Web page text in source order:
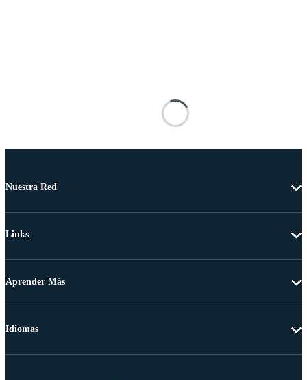
Nuestra Red
Links
Aprender Más
Idiomas